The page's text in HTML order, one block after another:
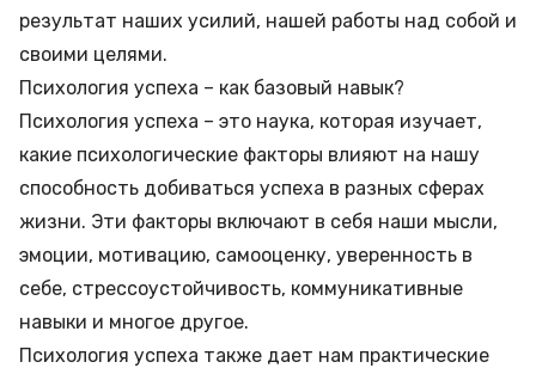
результат наших усилий, нашей работы над собой и
своими целями.
Психология успеха – как базовый навык?
Психология успеха – это наука, которая изучает,
какие психологические факторы влияют на нашу
способность добиваться успеха в разных сферах
жизни. Эти факторы включают в себя наши мысли,
эмоции, мотивацию, самооценку, уверенность в
себе, стрессоустойчивость, коммуникативные
навыки и многое другое.
Психология успеха также дает нам практические